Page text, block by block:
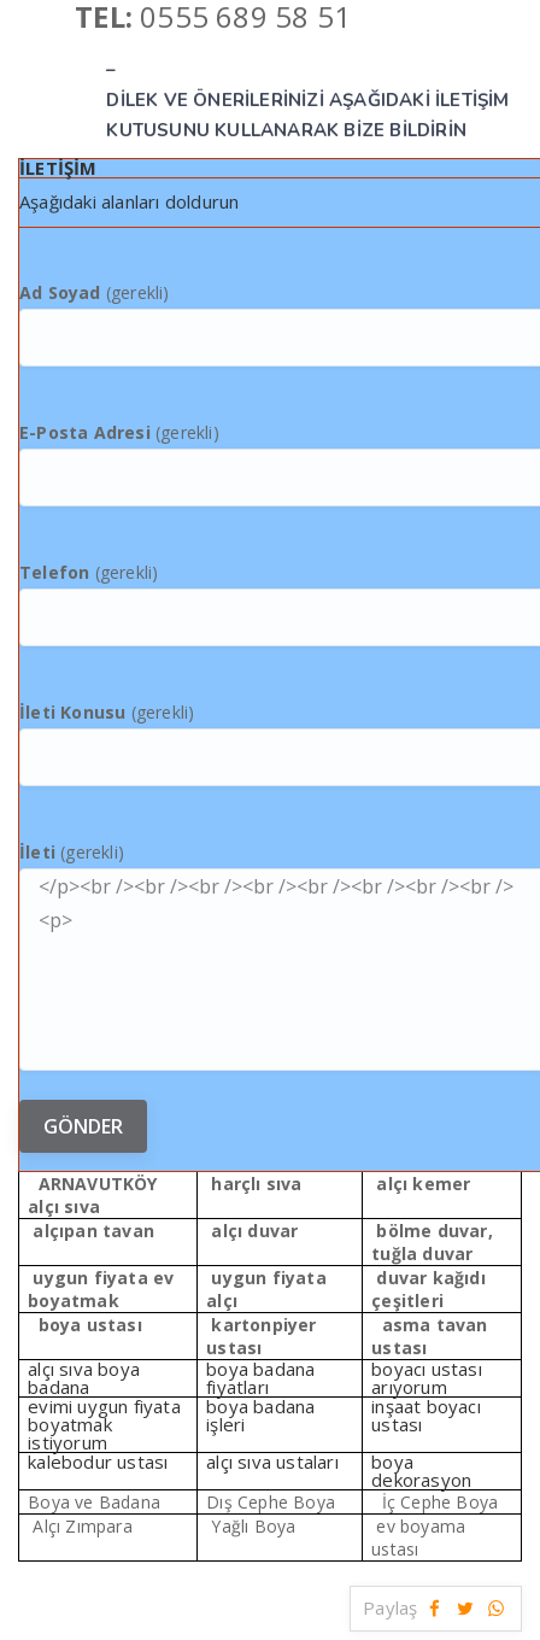
TEL: 0555 689 58 51
–
DİLEK VE ÖNERİLERİNİZİ AŞAĞIDAKİ İLETİŞİM
KUTUSUNU KULLANARAK BİZE BİLDİRİN
İLETİŞİM
Aşağıdaki alanları doldurun
Ad Soyad (gerekli)
E-Posta Adresi (gerekli)
Telefon (gerekli)
İleti Konusu (gerekli)
İleti (gerekli)
ARNAVUTKÖY
alçı sıva
harçlı sıva alçı kemer
alçıpan tavan alçı duvar
bölme duvar,
tuğla duvar
uygun fiyata ev
boyatmak
uygun fiyata
alçı
duvar kağıdı
çeşitleri
boya ustası
kartonpiyer
ustası
asma tavan
ustası
alçı sıva boya
badana
boya badana
fiyatları
boyacı ustası
arıyorum
evimi uygun fiyata
boyatmak
istiyorum
boya badana
işleri
inşaat boyacı
ustası
kalebodur ustası
alçı sıva ustaları boya
dekorasyon
Boya ve Badana Dış Cephe Boya
İç Cephe Boya
Alçı Zımpara
Yağlı Boya
ev boyama
ustası
Paylaş